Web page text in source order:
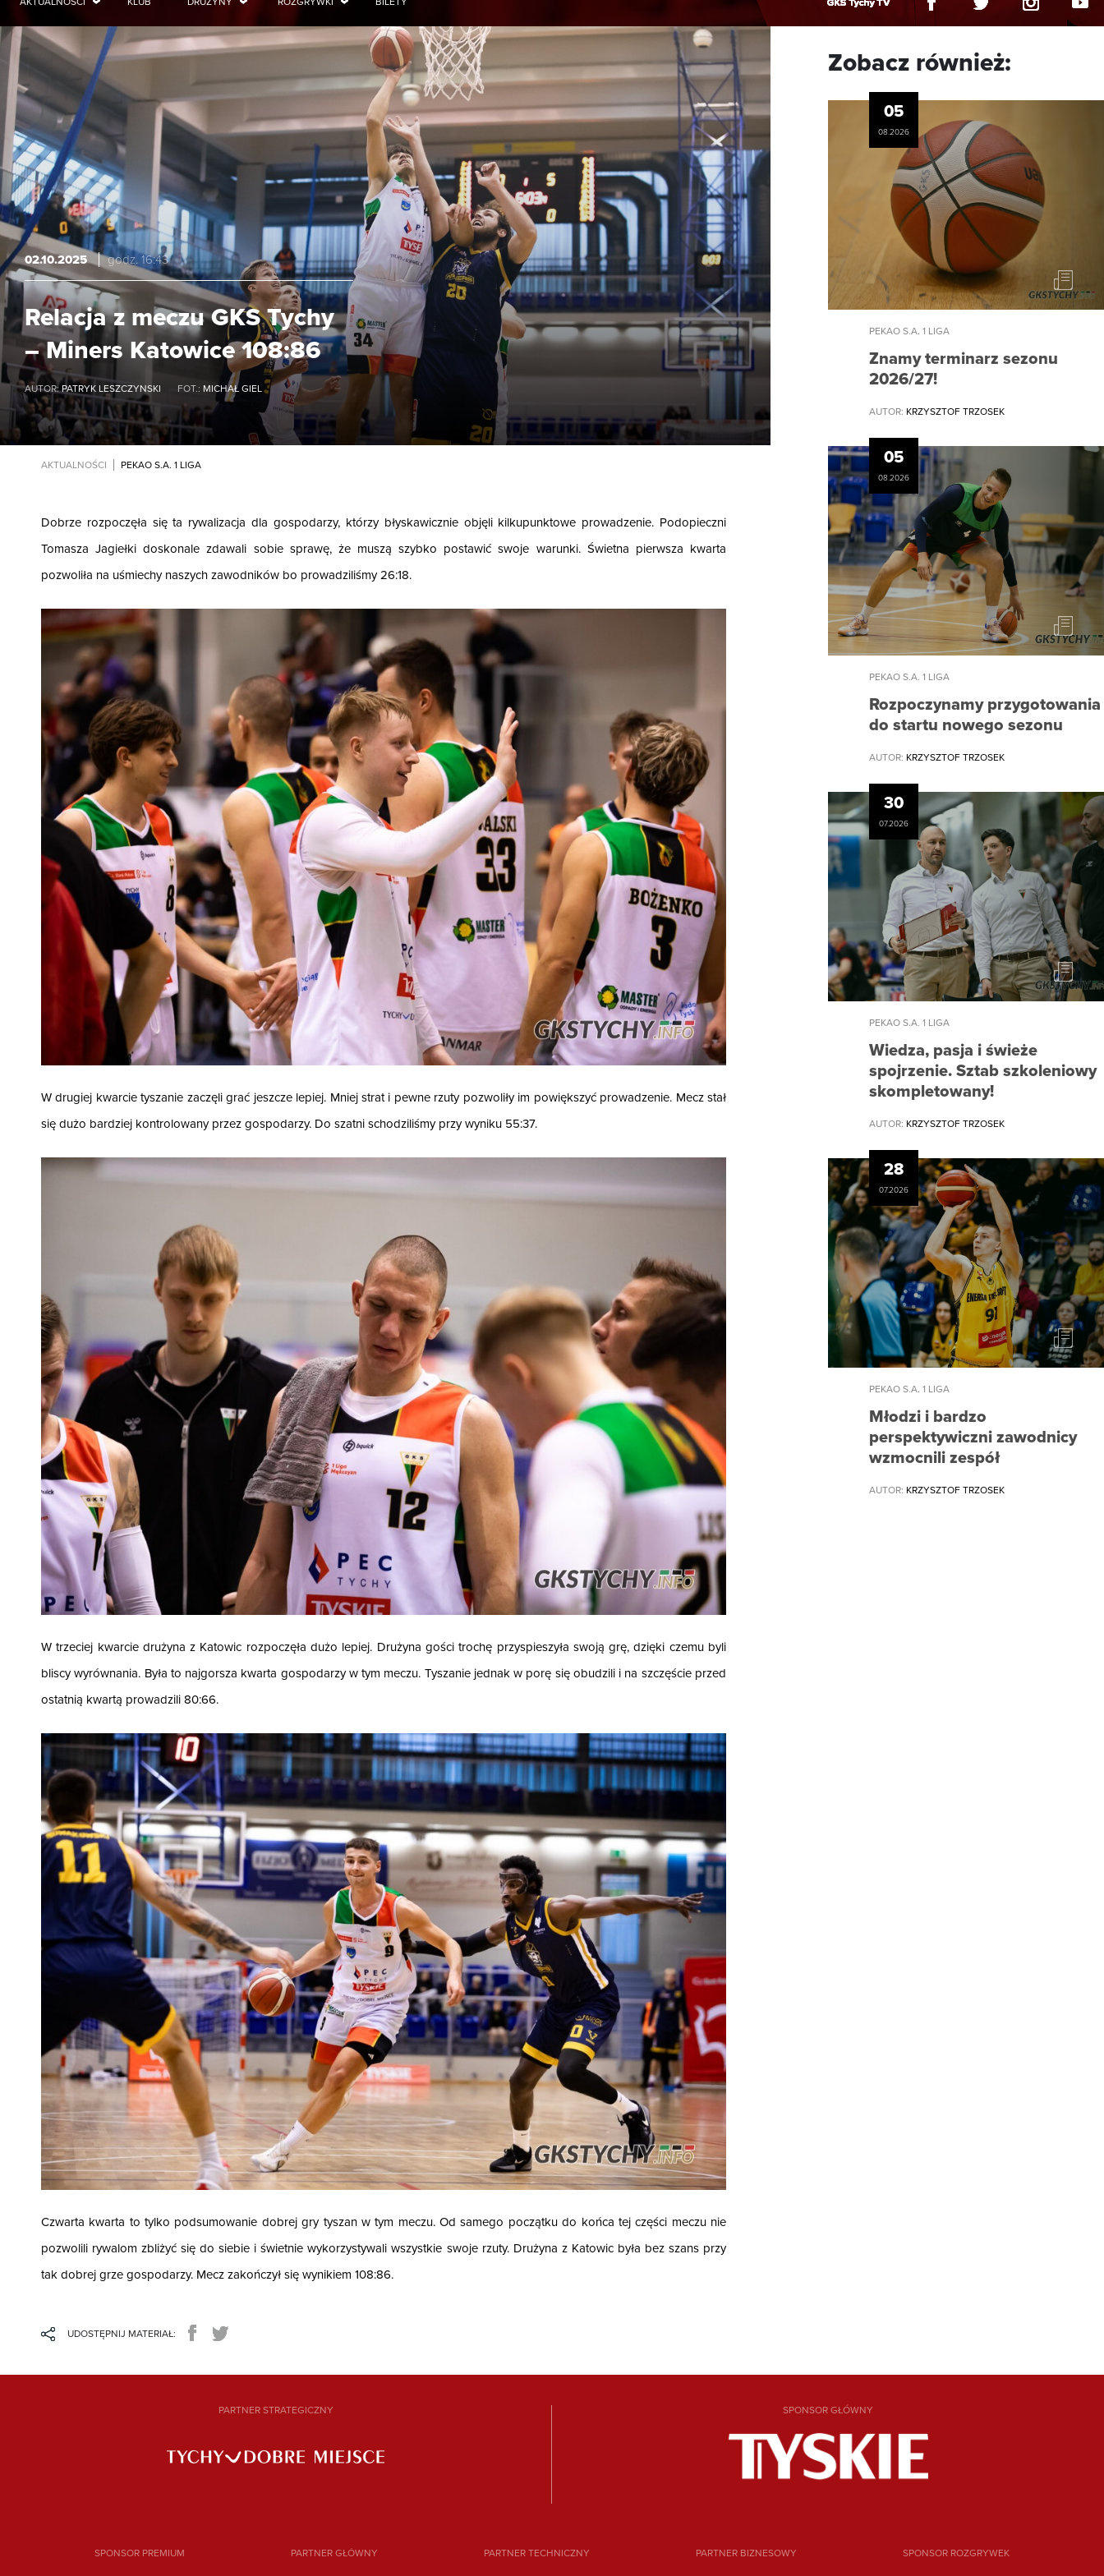
02.10.2025 godz. 16:43
Relacja z meczu GKS Tychy
– Miners Katowice 108:86
AUTOR:PATRYK LESZCZYNSKI FOT.: MICHAŁ GIEL
AKTUALNOŚCI PEKAO S.A. 1 LIGA
Dobrze rozpoczęła się ta rywalizacja dla gospodarzy, którzy błyskawicznie objęli kilkupunktowe prowadzenie. Podopieczni
Tomasza Jagiełki doskonale zdawali sobie sprawę, że muszą szybko postawić swoje warunki. Świetna pierwsza kwarta
pozwoliła na uśmiechy naszych zawodników bo prowadziliśmy 26:18.
W drugiej kwarcie tyszanie zaczęli grać jeszcze lepiej. Mniej strat i pewne rzuty pozwoliły im powiększyć prowadzenie. Mecz stał
się dużo bardziej kontrolowany przez gospodarzy. Do szatni schodziliśmy przy wyniku 55:37.
W trzeciej kwarcie drużyna z Katowic rozpoczęła dużo lepiej. Drużyna gości trochę przyspieszyła swoją grę, dzięki czemu byli
bliscy wyrównania. Była to najgorsza kwarta gospodarzy w tym meczu. Tyszanie jednak w porę się obudzili i na szczęście przed
ostatnią kwartą prowadzili 80:66.
Czwarta kwarta to tylko podsumowanie dobrej gry tyszan w tym meczu. Od samego początku do końca tej części meczu nie
pozwolili rywalom zbliżyć się do siebie i świetnie wykorzystywali wszystkie swoje rzuty. Drużyna z Katowic była bez szans przy
tak dobrej grze gospodarzy. Mecz zakończył się wynikiem 108:86.
UDOSTĘPNIJ MATERIAŁ:
Zobacz również:
05
08.2026
PEKAO S.A. 1 LIGA
Znamy terminarz sezonu
2026/27!
AUTOR: KRZYSZTOF TRZOSEK
05
08.2026
PEKAO S.A. 1 LIGA
Rozpoczynamy przygotowania
do startu nowego sezonu
AUTOR: KRZYSZTOF TRZOSEK
30
07.2026
PEKAO S.A. 1 LIGA
Wiedza, pasja i świeże
spojrzenie. Sztab szkoleniowy
skompletowany!
AUTOR: KRZYSZTOF TRZOSEK
28
07.2026
PEKAO S.A. 1 LIGA
Młodzi i bardzo
perspektywiczni zawodnicy
wzmocnili zespół
AUTOR: KRZYSZTOF TRZOSEK
PARTNER STRATEGICZNY SPONSOR GŁÓWNY
SPONSOR PREMIUM PARTNER GŁÓWNY PARTNER TECHNICZNY PARTNER BIZNESOWY SPONSOR ROZGRYWEK